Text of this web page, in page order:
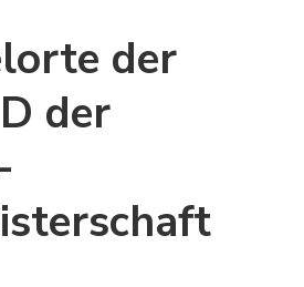
der
der